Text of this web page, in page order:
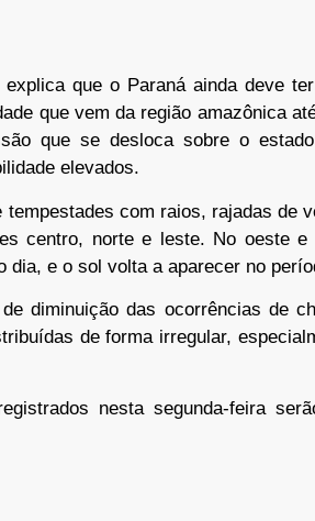
que o Paraná ainda deve
que vem da região amazônica
que se desloca sobre o
elevados.
com raios, rajadas de
centro, norte e leste. No oeste
dia, e o sol volta a aparecer no
diminuição das ocorrências de
de forma irregular,
nesta segunda-feira